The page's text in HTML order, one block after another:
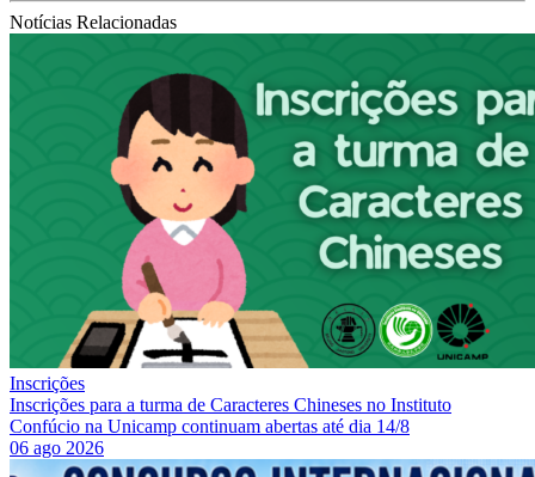
Notícias Relacionadas
Inscrições
Inscrições para a turma de Caracteres Chineses no Instituto
Confúcio na Unicamp continuam abertas até dia 14/8
06 ago 2026